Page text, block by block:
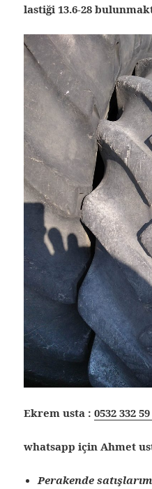
lastiği 13.6-28
Ekrem usta :0532 332
whatsapp için Ahmet
Perakende